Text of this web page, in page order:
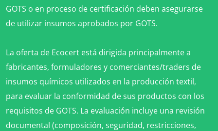
GOTS o en proceso de certificación deben asegurarse
de utilizar insumos aprobados por GOTS.
La oferta de Ecocert está dirigida principalmente a
fabricantes, formuladores y comerciantes/traders de
insumos químicos utilizados en la producción textil,
para evaluar la conformidad de sus productos con los
requisitos de GOTS. La evaluación incluye una revisión
documental (composición, seguridad, restricciones,